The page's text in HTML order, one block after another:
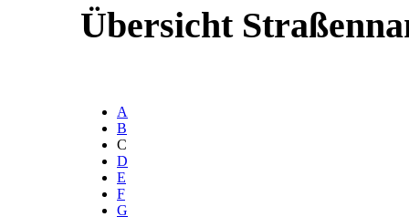
Übersicht
A
B
C
D
E
F
G